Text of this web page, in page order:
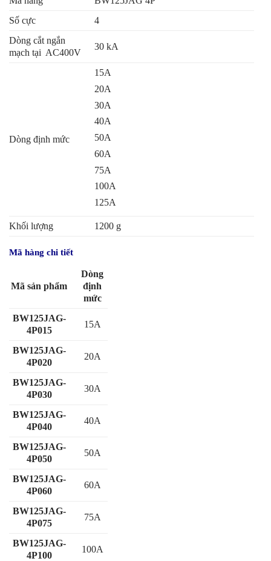
Số cực
4
Dòng cắt ngắn
mạch tại AC400V
30 kA
Dòng định mức
15A
20A
30A
40A
50A
60A
75A
100A
125A
Khối lượng 1200 g
Mã hàng chi tiết
Mã sản phẩm
Dòng
định
mức
BW125JAG-
4P015
15A
BW125JAG-
4P020
20A
BW125JAG-
4P030
30A
BW125JAG-
4P040
40A
BW125JAG-
4P050
50A
BW125JAG-
4P060
60A
BW125JAG-
4P075
75A
BW125JAG-
4P100
100A